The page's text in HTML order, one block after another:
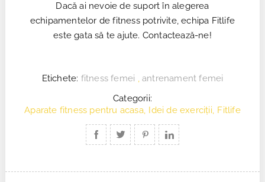
Dacă ai nevoie de suport în alegerea
echipamentelor de fitness potrivite, echipa Fitlife
este gata să te ajute. Contactează-ne!
Etichete: fitness femei , antrenament femei
Categorii:
Aparate fitness pentru acasa, Idei de exerciții, Fitlife